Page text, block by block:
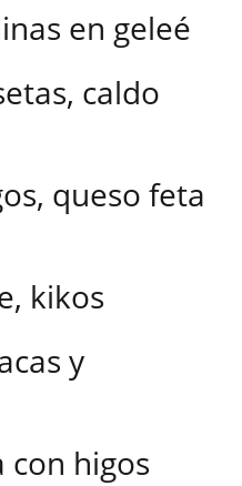
en geleé
caldo
queso feta
kikos
y
con higos